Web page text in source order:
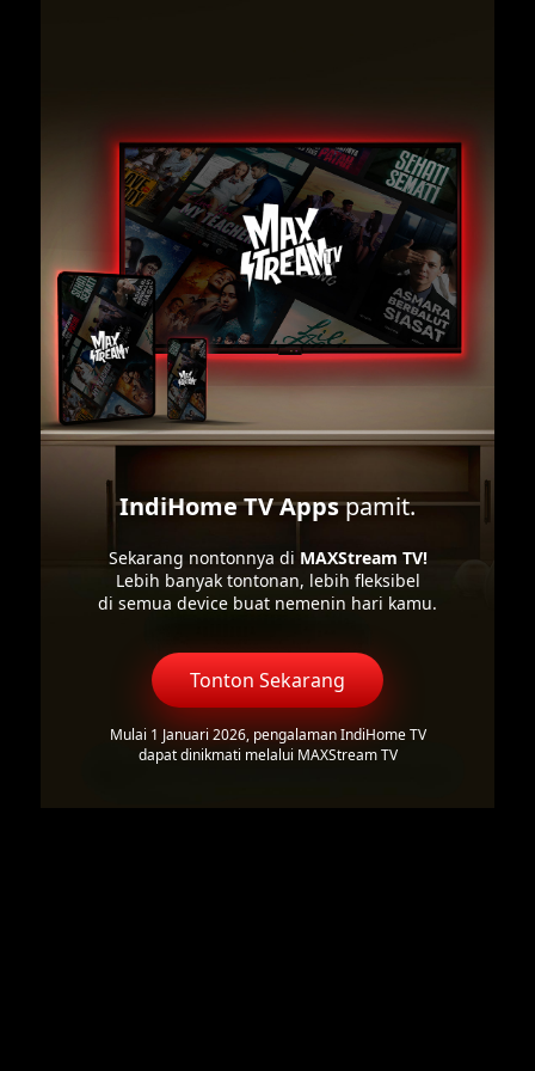
IndiHome TV Appspamit.
Sekarang nontonnya di MAXStream TV!
Lebih banyak tontonan, lebih fleksibel
di semua device buat nemenin hari kamu.
Tonton Sekarang
Mulai 1 Januari 2026, pengalaman IndiHome TV
dapat dinikmati melalui MAXStream TV